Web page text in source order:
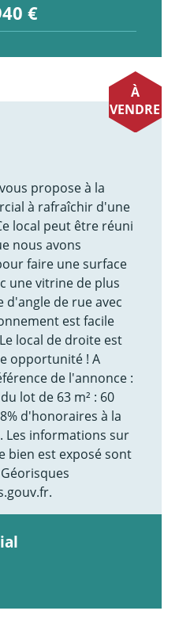
€
À
VENDRE
propose à la
à rafraîchir d'une
local peut être réuni
nous avons
faire une surface
une vitrine de plus
de rue avec
est facile
local de droite est
opportunité ! A
de l'annonce :
lot de 63 m² : 60
d'honoraires à la
Les informations sur
bien est exposé sont